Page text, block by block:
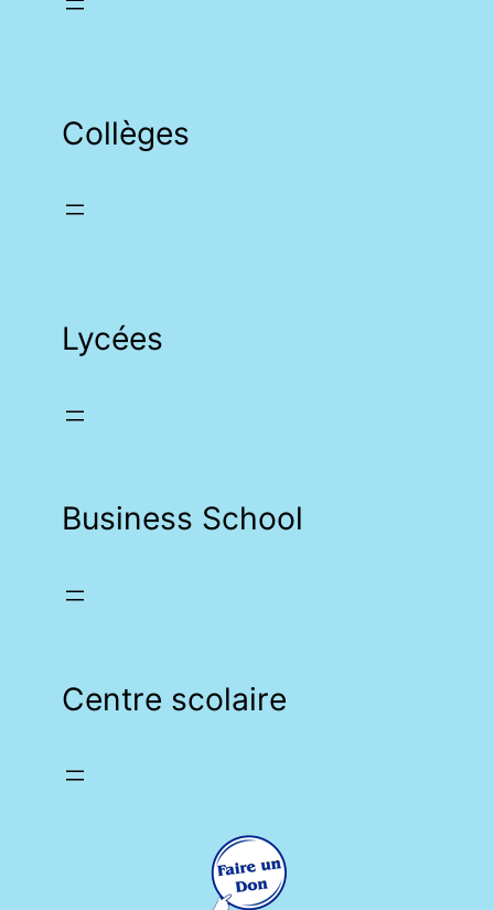
Collèges
Lycées
Business School
Centre scolaire